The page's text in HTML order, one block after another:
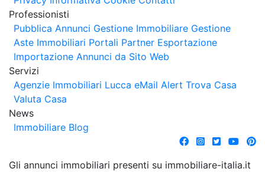
Professionisti
Pubblica Annunci Gestione Immobiliare Gestione
Aste Immobiliari Portali Partner Esportazione
Importazione Annunci da Sito Web
Servizi
Agenzie Immobiliari Lucca eMail Alert Trova Casa
Valuta Casa
News
Immobiliare Blog
Gli annunci immobiliari presenti su immobiliare-italia.it